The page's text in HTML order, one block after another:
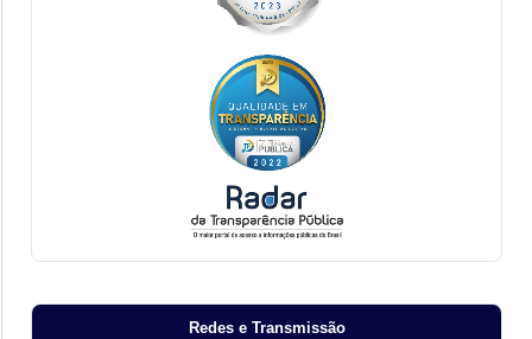
Redes e Transmissão